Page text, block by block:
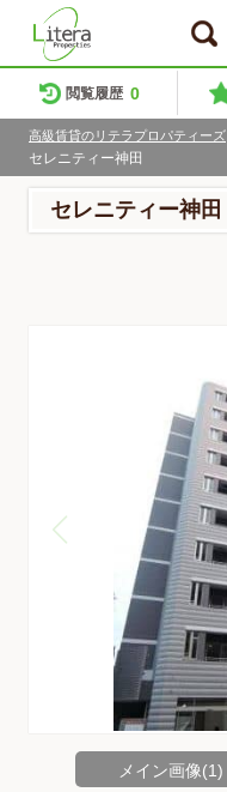
閲覧履歴 0
高級賃貸のリテラプロパティーズ
セレニティー神田
セレニティー神田
メイン画像(1)